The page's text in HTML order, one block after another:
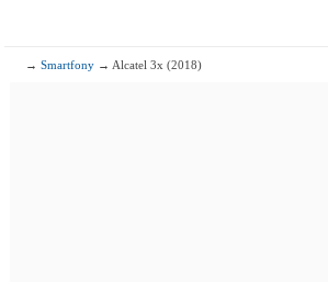
→Smartfony → Alcatel 3x (2018)